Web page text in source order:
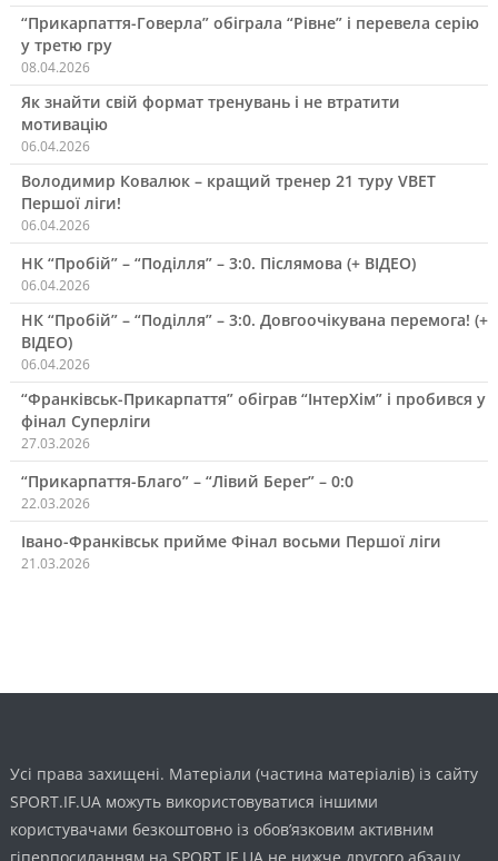
“Прикарпаття-Говерла” обіграла “Рівне” і перевела серію
у третю гру
08.04.2026
Як знайти свій формат тренувань і не втратити
мотивацію
06.04.2026
Володимир Ковалюк – кращий тренер 21 туру VBET
Першої ліги!
06.04.2026
НК “Пробій” – “Поділля” – 3:0. Післямова (+ ВІДЕО)
06.04.2026
НК “Пробій” – “Поділля” – 3:0. Довгоочікувана перемога! (+
ВІДЕО)
06.04.2026
“Франківськ-Прикарпаття” обіграв “ІнтерХім” і пробився у
фінал Суперліги
27.03.2026
“Прикарпаття-Благо” – “Лівий Берег” – 0:0
22.03.2026
Івано-Франківськ прийме Фінал восьми Першої ліги
21.03.2026
Усі права захищені. Матеріали (частина матеріалів) із сайту
SPORT.IF.UA можуть використовуватися іншими
користувачами безкоштовно із обов’язковим активним